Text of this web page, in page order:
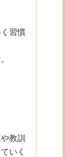
習慣
教訓
いく